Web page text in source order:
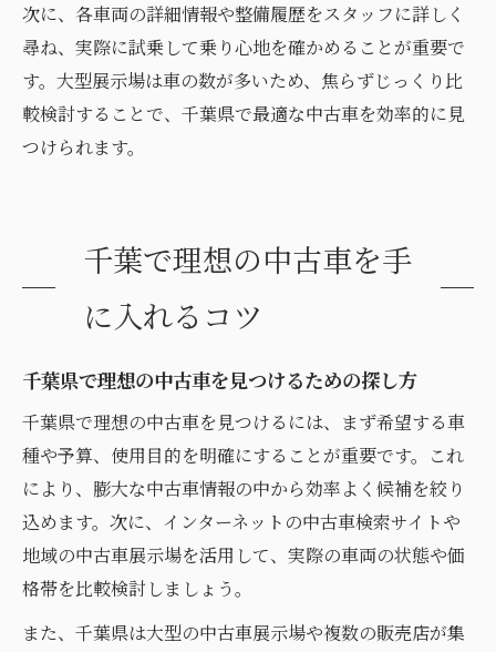
次に、各車両の詳細情報や整備履歴をスタッフに詳しく
尋ね、実際に試乗して乗り心地を確かめることが重要で
す。大型展示場は車の数が多いため、焦らずじっくり比
較検討することで、千葉県で最適な中古車を効率的に見
つけられます。
千葉で理想の中古車を手
に入れるコツ
千葉県で理想の中古車を見つけるための探し方
千葉県で理想の中古車を見つけるには、まず希望する車
種や予算、使用目的を明確にすることが重要です。これ
により、膨大な中古車情報の中から効率よく候補を絞り
込めます。次に、インターネットの中古車検索サイトや
地域の中古車展示場を活用して、実際の車両の状態や価
格帯を比較検討しましょう。
また、千葉県は大型の中古車展示場や複数の販売店が集